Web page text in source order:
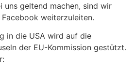
uns geltend machen, sind wir
weiterzuleiten.
in die USA wird auf die
der EU-Kommission gestützt.